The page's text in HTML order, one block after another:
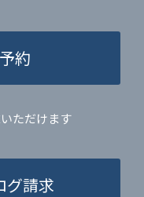
約
ただけます
グ請求